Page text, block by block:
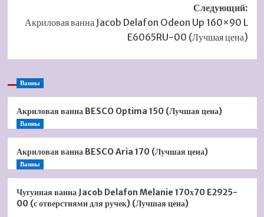
Следующий:
Акриловая ванна Jacob Delafon Odeon Up 160×90 L
E6065RU-00 (Лучшая цена)
Ванны
Акриловая ванна BESCO Optima 150 (Лучшая цена)
Ванны
Акриловая ванна BESCO Aria 170 (Лучшая цена)
Ванны
Чугунная ванна Jacob Delafon Melanie 170х70 E2925-
00 (с отверстиями для ручек) (Лучшая цена)